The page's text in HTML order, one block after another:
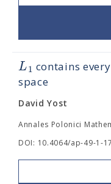
L1 contains
space
David Yost
Annales Polonici
DOI: 10.4064/ap-49-1-